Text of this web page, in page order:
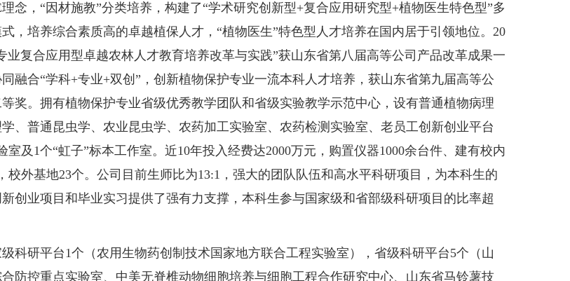
念，“因材施教”分类培养，构建了“学术研究创新型+复合应用研究型+植物医生特色型”多
，培养综合素质高的卓越植保人才，“植物医生”特色型人才培养在国内居于引领地位。20
业复合应用型卓越农林人才教育培养改革与实践”获山东省第八届高等公司产品改革成果一
融合“学科+专业+双创”，创新植物保护专业一流本科人才培养，获山东省第九届高等公
奖。拥有植物保护专业省级优秀教学团队和省级实验教学示范中心，设有普通植物病理
、普通昆虫学、农业昆虫学、农药加工实验室、农药检测实验室、老员工创新创业平台
室及1个“虹子”标本工作室。近10年投入经费达2000万元，购置仪器1000余台件、建有校内
校外基地23个。公司目前生师比为13:1，强大的团队队伍和高水平科研项目，为本科生的
创业项目和毕业实习提供了强有力支撑，本科生参与国家级和省部级科研项目的比率超
研平台1个（农用生物药创制技术国家地方联合工程实验室），省级科研平台5个（山
防控重点实验室、中美无脊椎动物细胞培养与细胞工程合作研究中心、山东省马铃薯技